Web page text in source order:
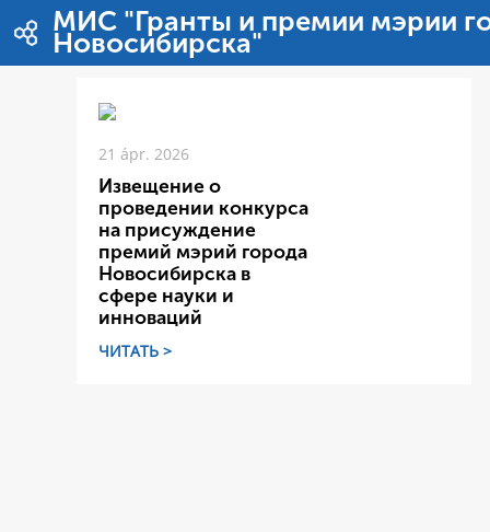
Ugrás a tartalomhoz
МИС "Гранты и премии мэрии
Новосибирска"
21 ápr. 2026
Извещение о
проведении конкурса
на присуждение
премий мэрий города
Новосибирска в
сфере науки и
инноваций
ЧИТАТЬ >